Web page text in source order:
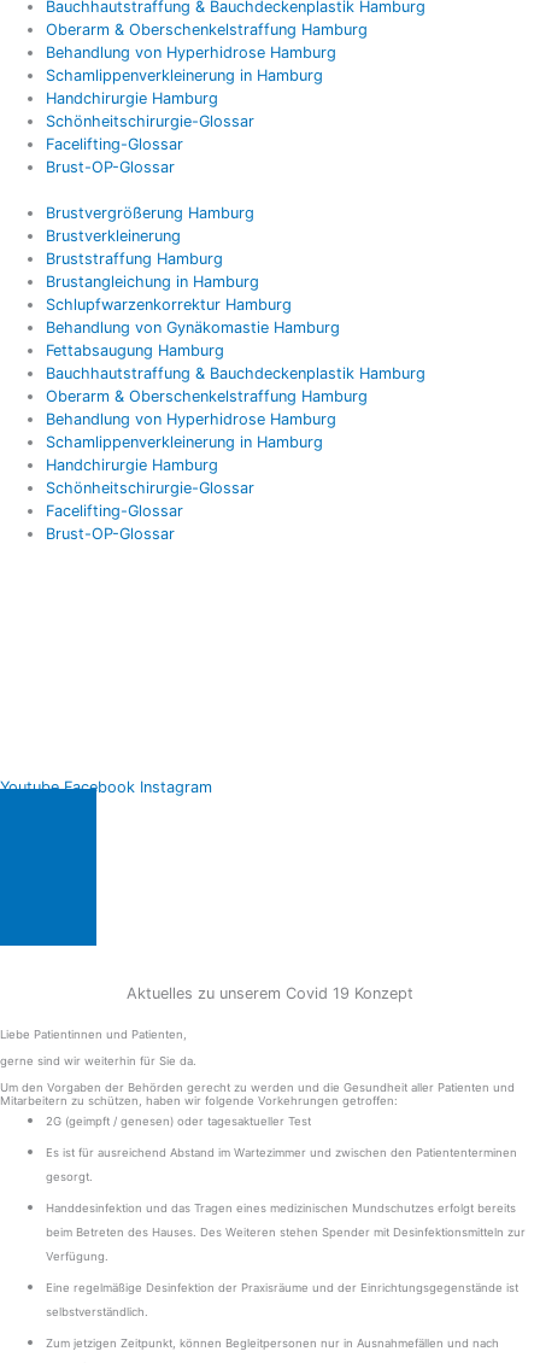
Bauchhautstraffung & Bauchdeckenplastik Hamburg
Oberarm & Oberschenkelstraffung Hamburg
Behandlung von Hyperhidrose Hamburg
Schamlippenverkleinerung in Hamburg
Handchirurgie Hamburg
Schönheitschirurgie-Glossar
Facelifting-Glossar
Brust-OP-Glossar
Brustvergrößerung Hamburg
Brustverkleinerung
Bruststraffung Hamburg
Brustangleichung in Hamburg
Schlupfwarzenkorrektur Hamburg
Behandlung von Gynäkomastie Hamburg
Fettabsaugung Hamburg
Bauchhautstraffung & Bauchdeckenplastik Hamburg
Oberarm & Oberschenkelstraffung Hamburg
Behandlung von Hyperhidrose Hamburg
Schamlippenverkleinerung in Hamburg
Handchirurgie Hamburg
Schönheitschirurgie-Glossar
Facelifting-Glossar
Brust-OP-Glossar
Youtube Facebook Instagram
Aktuelles zu unserem Covid 19 Konzept
Liebe Patientinnen und Patienten,
gerne sind wir weiterhin für Sie da.
Um den Vorgaben der Behörden gerecht zu werden und die Gesundheit aller Patienten und
Mitarbeitern zu schützen, haben wir folgende Vorkehrungen getroffen:
2G (geimpft / genesen) oder tagesaktueller Test
Es ist für ausreichend Abstand im Wartezimmer und zwischen den Patiententerminen
gesorgt.
Handdesinfektion und das Tragen eines medizinischen Mundschutzes erfolgt bereits
beim Betreten des Hauses. Des Weiteren stehen Spender mit Desinfektionsmitteln zur
Verfügung.
Eine regelmäßige Desinfektion der Praxisräume und der Einrichtungsgegenstände ist
selbstverständlich.
Zum jetzigen Zeitpunkt, können Begleitpersonen nur in Ausnahmefällen und nach